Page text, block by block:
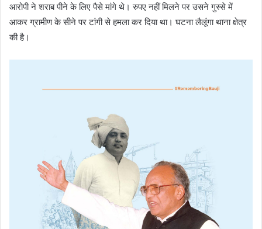
आरोपी ने शराब पीने के लिए पैसे मांगे थे। रुपए नहीं मिलने पर उसने गुस्से में
आकर ग्रामीण के सीने पर टांगी से हमला कर दिया था। घटना लैलूंगा थाना क्षेत्र
की है।